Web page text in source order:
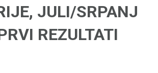
JULI/SRPANJ
REZULTATI